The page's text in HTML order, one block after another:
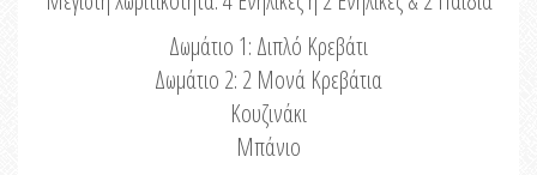
Δωμάτιο 1: Διπλό Κρεβάτι
Δωμάτιο 2: 2 Μονά Κρεβάτια
Κουζινάκι
Μπάνιο